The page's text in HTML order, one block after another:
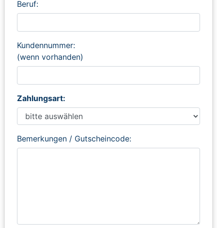
Beruf:
Kundennummer:
(wenn vorhanden)
Zahlungsart:
Bemerkungen / Gutscheincode: